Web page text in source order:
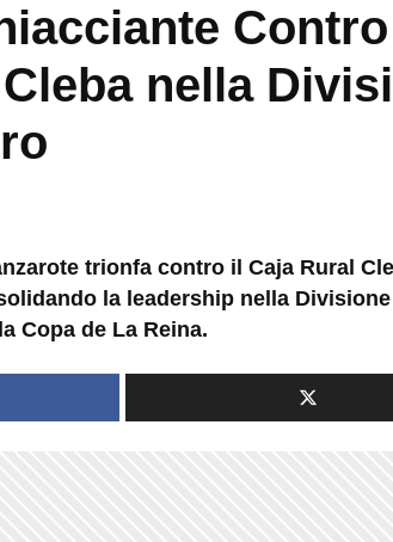
Contro
nella
trionfa contro il Caja Rural
la leadership nella
Copa de La Reina.